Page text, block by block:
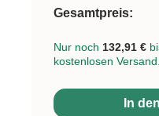
Gesamtpreis:
Nur noch 132,91 €
kostenlosen Versand.
In